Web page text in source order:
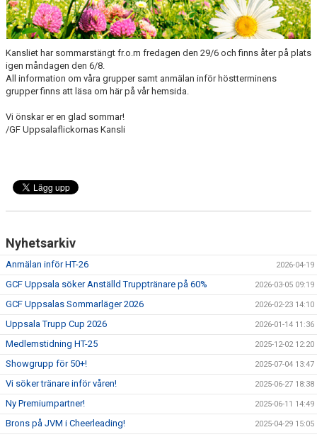
NYHETER
FÖR MEDLEMMAR
PARTNERS
FAQ
Kansliet har sommarstängt fr.o.m fredagen den 29/6 och finns åter på plats
igen måndagen den 6/8.
All information om våra grupper samt anmälan inför höstterminens
grupper finns att läsa om här på vår hemsida.
Vi önskar er en glad sommar!
/GF Uppsalaflickornas Kansli
Nyhetsarkiv
Anmälan inför HT-26 2026-04-19
GCF Uppsala söker Anställd Trupptränare på 60% 2026-03-05 09:19
GCF Uppsalas Sommarläger 2026 2026-02-23 14:10
Uppsala Trupp Cup 2026 2026-01-14 11:36
Medlemstidning HT-25 2025-12-02 12:20
Showgrupp för 50+! 2025-07-04 13:47
Vi söker tränare inför våren! 2025-06-27 18:38
Ny Premiumpartner! 2025-06-11 14:49
Brons på JVM i Cheerleading! 2025-04-29 15:05